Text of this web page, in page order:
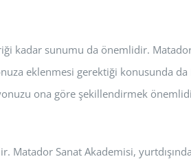
kadar sunumu da önemlidir.
eklenmesi gerektiği konusunda
ona göre şekillendirmek
Sanat Akademisi,